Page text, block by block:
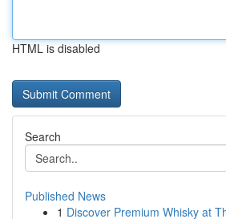
HTML is disabled
Search
Published News
1 Discover Premium Whisky at